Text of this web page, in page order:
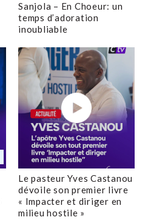
Sanjola – En Choeur: un
temps d’adoration
inoubliable
Le pasteur Yves Castanou
dévoile son premier livre
« Impacter et diriger en
milieu hostile »